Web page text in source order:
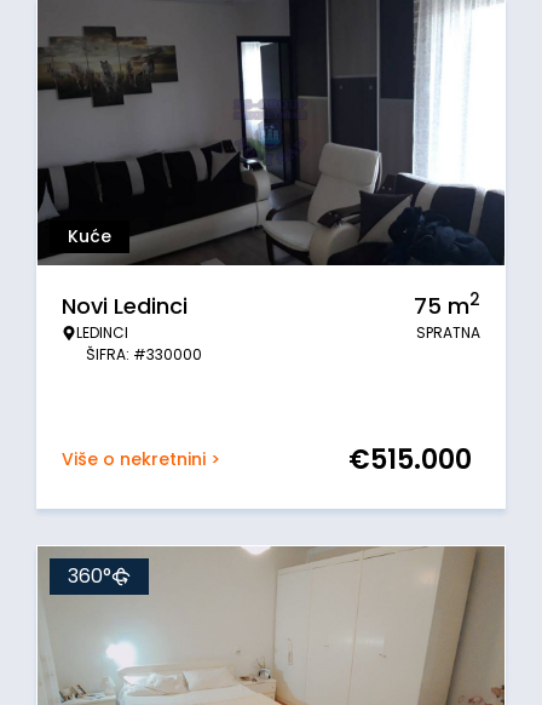
Kuće
Novi Ledinci
LEDINCI
ŠIFRA: #330000
75 m2
SPRATNA
Više o nekretnini > €515.000
360°